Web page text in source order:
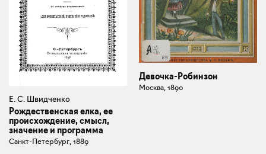
Е. С. Швидченко
Рождественская елка, ее
происхождение, смысл,
значение и программа
Санкт-Петербург, 1889
Девочка-Робинзон
Москва, 1890